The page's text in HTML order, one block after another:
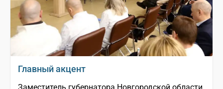
Главный акцент
Заместитель губернатора Новгородской области